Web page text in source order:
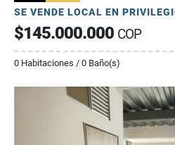
$145.000.000 COP
0 Habitaciones / 0 Baño(s)